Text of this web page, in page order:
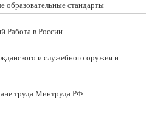
образовательные стандарты
Работа в России
и служебного оружия и
труда Минтруда РФ